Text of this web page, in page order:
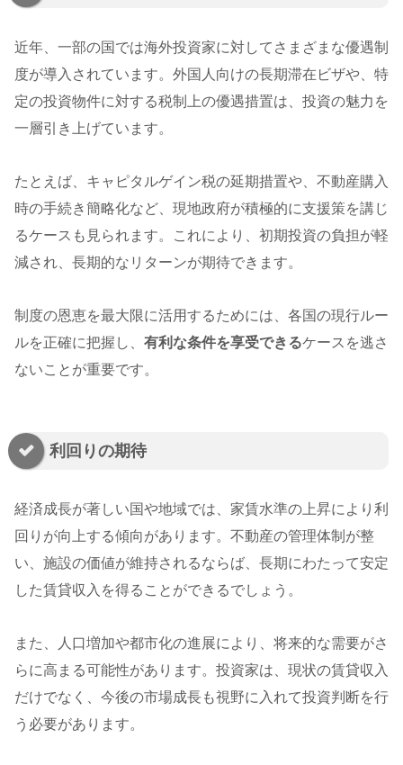
近年、一部の国では海外投資家に対してさまざまな優遇制
度が導入されています。外国人向けの長期滞在ビザや、特
定の投資物件に対する税制上の優遇措置は、投資の魅力を
一層引き上げています。
たとえば、キャピタルゲイン税の延期措置や、不動産購入
時の手続き簡略化など、現地政府が積極的に支援策を講じ
るケースも見られます。これにより、初期投資の負担が軽
減され、長期的なリターンが期待できます。
制度の恩恵を最大限に活用するためには、各国の現行ルー
ルを正確に把握し、 有利な条件を享受できるケースを逃さ
ないことが重要です。
利回りの期待
経済成長が著しい国や地域では、家賃水準の上昇により利
回りが向上する傾向があります。不動産の管理体制が整
い、施設の価値が維持されるならば、長期にわたって安定
した賃貸収入を得ることができるでしょう。
また、人口増加や都市化の進展により、将来的な需要がさ
らに高まる可能性があります。投資家は、現状の賃貸収入
だけでなく、今後の市場成長も視野に入れて投資判断を行
う必要があります。